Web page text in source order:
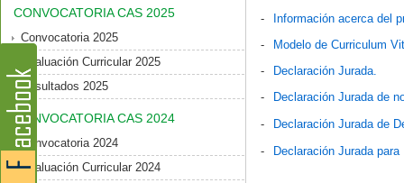
CONVOCATORIA CAS 2025
Convocatoria 2025
Evaluación Curricular 2025
Resultados 2025
CONVOCATORIA CAS 2024
Convocatoria 2024
Evaluación Curricular 2024
-
Información acerca del
-
Modelo de Curriculum
-
Declaración Jurada.
-
Declaración Jurada de
-
Declaración Jurada de
-
Declaración Jurada